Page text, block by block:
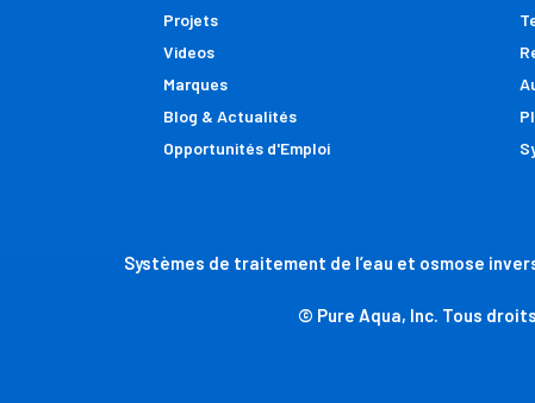
Projets
Videos
Marques
Blog & Actualités
Opportunités d'Emploi
Systèmes de traitement de l’eau et osmose
© Pure Aqua, Inc. Tous